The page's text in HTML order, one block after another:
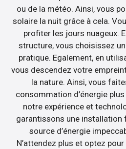
ou de la météo. Ainsi, vous
solaire la nuit grâce à cela.
profiter les jours nuageux.
structure, vous choisissez
pratique. Egalement, en
vous descendez votre
la nature. Ainsi, vous
consommation d’énergie
notre expérience et
garantissons une installation
source d’énergie
N’attendez plus et optez